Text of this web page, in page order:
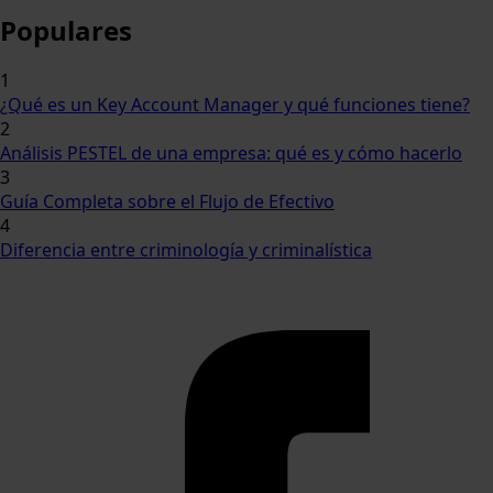
Populares
1
¿Qué es un Key Account Manager y qué funciones tiene?
2
Análisis PESTEL de una empresa: qué es y cómo hacerlo
3
Guía Completa sobre el Flujo de Efectivo
4
Diferencia entre criminología y criminalística